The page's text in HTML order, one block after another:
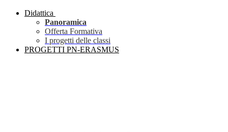
Didattica
Panoramica
Offerta Formativa
I progetti delle classi
PROGETTI PN-ERASMUS